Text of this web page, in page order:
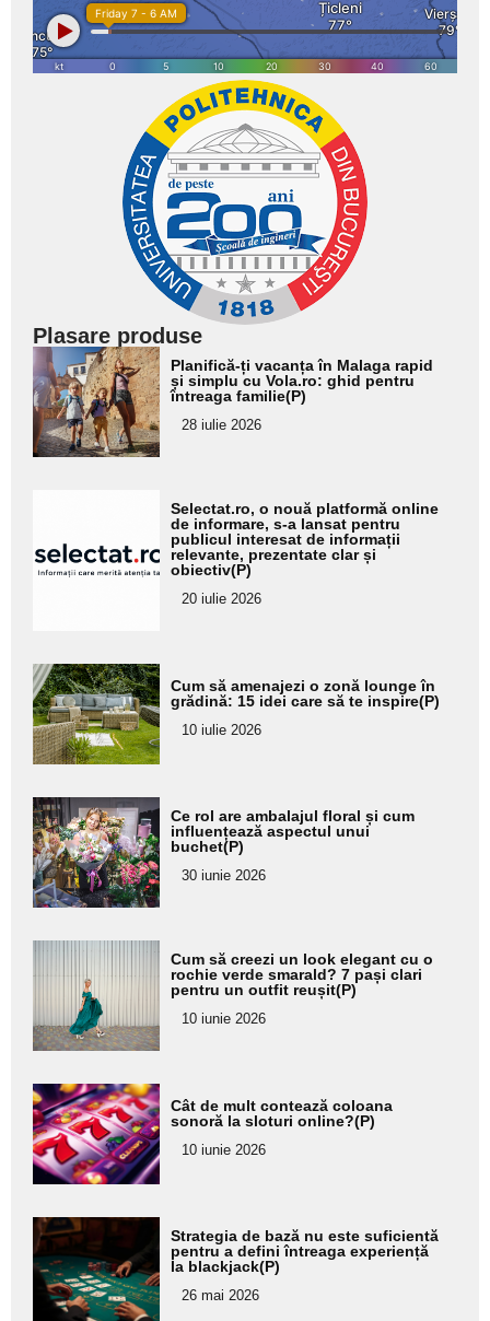
Plasare produse
Adaugă
aici textul
pentru
subtitlu
Planifică-ți vacanța în Malaga rapid
și simplu cu Vola.ro: ghid pentru
întreaga familie(P)
28 iulie 2026
pentru
subtitlu
Selectat.ro, o nouă platformă online
de informare, s-a lansat pentru
publicul interesat de informații
relevante, prezentate clar și
obiectiv(P)
20 iulie 2026
Adaugă
aici textul
pentru
subtitlu
Cum să amenajezi o zonă lounge în
grădină: 15 idei care să te inspire(P)
10 iulie 2026
Adaugă
aici textul
pentru
subtitlu
Ce rol are ambalajul floral și cum
influențează aspectul unui
buchet(P)
30 iunie 2026
Adaugă
aici textul
pentru
subtitlu
Cum să creezi un look elegant cu o
rochie verde smarald? 7 pași clari
pentru un outfit reușit(P)
10 iunie 2026
Adaugă
aici textul
pentru
subtitlu
Cât de mult contează coloana
sonoră la sloturi online?(P)
10 iunie 2026
Adaugă
aici textul
pentru
subtitlu
Strategia de bază nu este suficientă
pentru a defini întreaga experiență
la blackjack(P)
26 mai 2026